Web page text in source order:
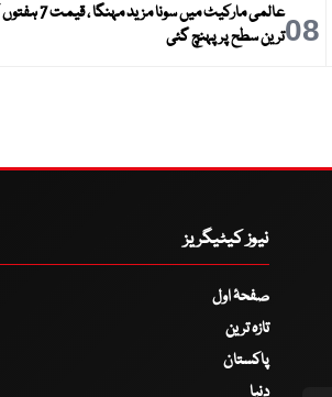
08
عالمی مارکیٹ میں سونا
ترین سطح پر پہنچ گئی
نیوز کیٹیگریز
صفحۂ اول
تازہ ترین
پاکستان